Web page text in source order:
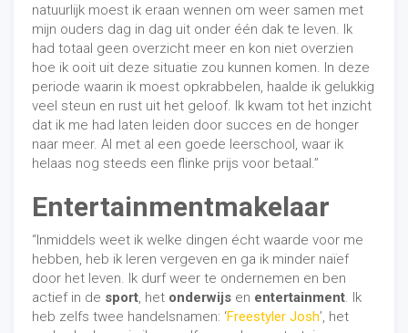
natuurlijk moest ik eraan wennen om weer samen met
mijn ouders dag in dag uit onder één dak te leven. Ik
had totaal geen overzicht meer en kon niet overzien
hoe ik ooit uit deze situatie zou kunnen komen. In deze
periode waarin ik moest opkrabbelen, haalde ik gelukkig
veel steun en rust uit het geloof. Ik kwam tot het inzicht
dat ik me had laten leiden door succes en de honger
naar meer. Al met al een goede leerschool, waar ik
helaas nog steeds een flinke prijs voor betaal.”
Entertainmentmakelaar
“Inmiddels weet ik welke dingen écht waarde voor me
hebben, heb ik leren vergeven en ga ik minder naïef
door het leven. Ik durf weer te ondernemen en ben
actief in de sport , het onderwijs en entertainment . Ik
heb zelfs twee handelsnamen: ‘Freestyler Josh’, het